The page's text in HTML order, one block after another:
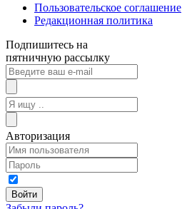
Пользовательское соглашение
Редакционная политика
Подпишитесь на
пятничную рассылку
Авторизация